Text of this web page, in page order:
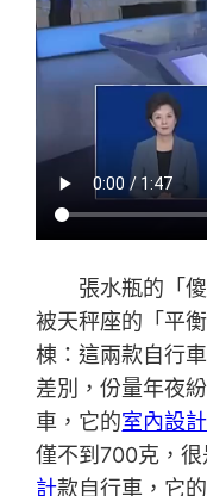
張水瓶的「
被天秤座的「平
棟：這兩款自行
差別，份量年夜
車，它的室內設計
僅不到700克，
計款自行車，它